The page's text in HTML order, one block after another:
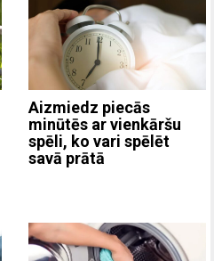
Aizmiedz piecās
minūtēs ar vienkāršu
spēli, ko vari spēlēt
savā prātā